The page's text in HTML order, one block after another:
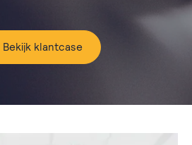
Bekijk klantcase